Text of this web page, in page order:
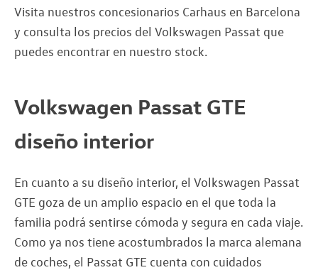
Visita nuestros concesionarios Carhaus en Barcelona
y consulta los precios del Volkswagen Passat que
puedes encontrar en nuestro stock.
Volkswagen Passat GTE
diseño interior
En cuanto a su diseño interior, el Volkswagen Passat
GTE goza de un amplio espacio en el que toda la
familia podrá sentirse cómoda y segura en cada viaje.
Como ya nos tiene acostumbrados la marca alemana
de coches, el Passat GTE cuenta con cuidados